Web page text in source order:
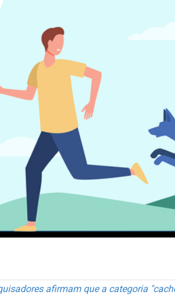
afirmam que a categoria